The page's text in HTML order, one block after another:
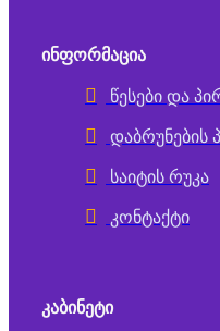
ᲘᲜᲤᲝᲠᲛᲐᲪᲘᲐ
წესები და
დაბრუნების
საიტის რუკა
კონტაქტი
ᲙᲐᲑᲘᲜᲔᲢᲘ